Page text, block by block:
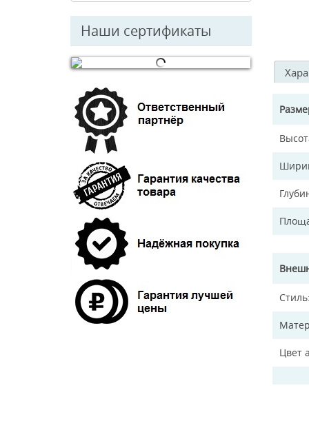
Наши сертификаты
Стиль
Цвет